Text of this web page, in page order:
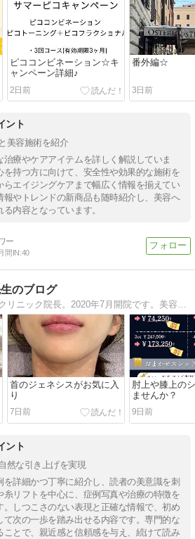
ピココンビネーション☆キ
ャンペーン詳細♪
2日前
番外編☆
3日前
ント
美容施術を紹介
療やケアアイテムを詳しく解説していま
持つ方に向けて、安全性や効果的な施術を
エイジングケアまで幅広く情報を揃えてい
報やトレンドの新商品も随時紹介し、美容へ
内容となっています。
間IN:40
のブログ
麻布十番えむスキンクリニック院長。2020年7月開院です。美容皮膚科医、美容外科医として、日々の診療、治療の事からコスメネタ、育児ネタなど
首のジェネシスがお気に入
り
7日前
肘上や膝上の
ませんか？
9日前
ント
然な引き上げを実現
詳細かつ丁寧に紹介し、読者の美意識を刺
リフトを中心に、症例写真や治療の特徴を
しつこさのない表現と正確な情報で、初め
次の一歩を踏み出せる内容です。専門的な
とで、親近感と信頼感を与え、続けて読み